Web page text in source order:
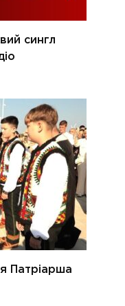
сингл
Патріарша